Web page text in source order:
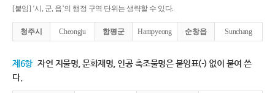
[붙임] ‘시, 군, 읍’의 행정 구역 단위는 생략할 수 있다.
청주시 Cheongju 함평군 Hampyeong 순창읍 Sunchang
제6항 자연 지물명, 문화재명, 인공 축조물명은 붙임표(-) 없이 붙여 쓴
다.